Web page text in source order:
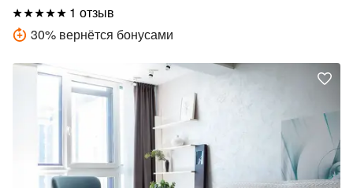
1 отзыв
30% вернётся бонусами